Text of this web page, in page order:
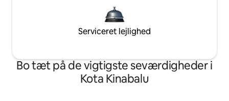
Serviceret lejlighed
Bo tæt på de vigtigste seværdigheder i
Kota Kinabalu